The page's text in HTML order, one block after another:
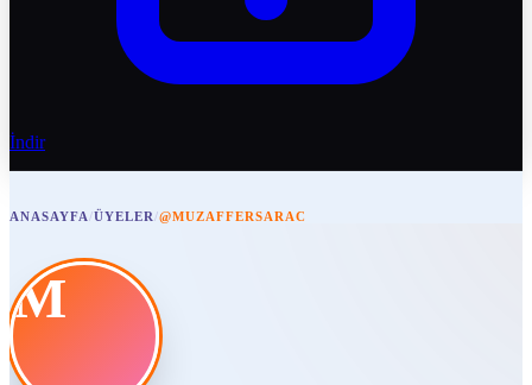
İndir
ANASAYFA/ÜYELER/@MUZAFFERSARAC
M